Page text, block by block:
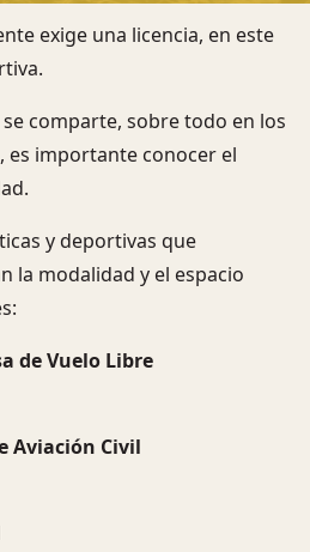
exige una licencia, en este
comparte, sobre todo en los
es importante conocer el
y deportivas que
la modalidad y el espacio
de Vuelo Libre
Aviación Civil